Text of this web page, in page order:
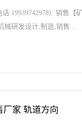
:19939742978）销售
械研发设计,制造,销售...
厂家 轨道方向